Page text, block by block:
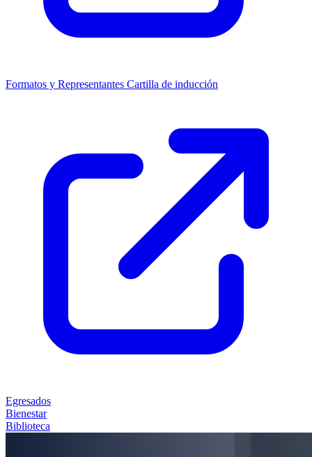
Formatos y Representantes Cartilla de inducción
Egresados
Bienestar
Biblioteca